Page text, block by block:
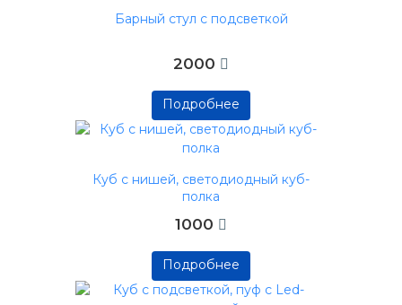
Подробнее
Барный стул с подсветкой
2000
Подробнее
Подробнее
Подробнее
Куб с нишей, светодиодный куб-
полка
1000
Подробнее
Подробнее